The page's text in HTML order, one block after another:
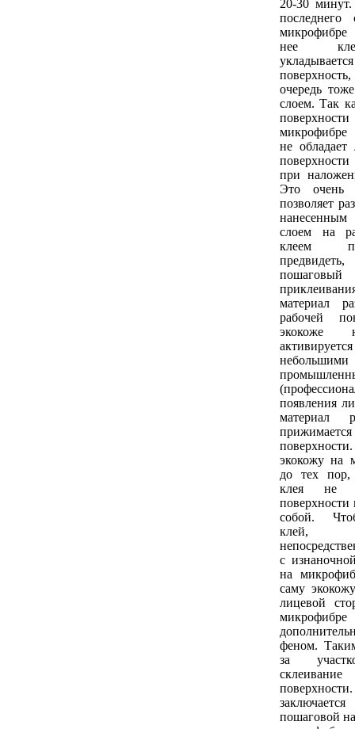
20-30
нее
очередь
слоем. Так
не обладает
при
Это очень
позволяет
слоем на
клеем
материал
рабочей
экокоже
появления
материал
экокожу на
до тех пор,
клея не
собой.
клей,
с
на
саму
лицевой
микрофибре
феном.
за
пошаговой